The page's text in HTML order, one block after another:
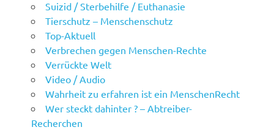
Suizid / Sterbehilfe / Euthanasie
Tierschutz – Menschenschutz
Top-Aktuell
Verbrechen gegen Menschen-Rechte
Verrückte Welt
Video / Audio
Wahrheit zu erfahren ist ein MenschenRecht
Wer steckt dahinter ? – Abtreiber-
Recherchen